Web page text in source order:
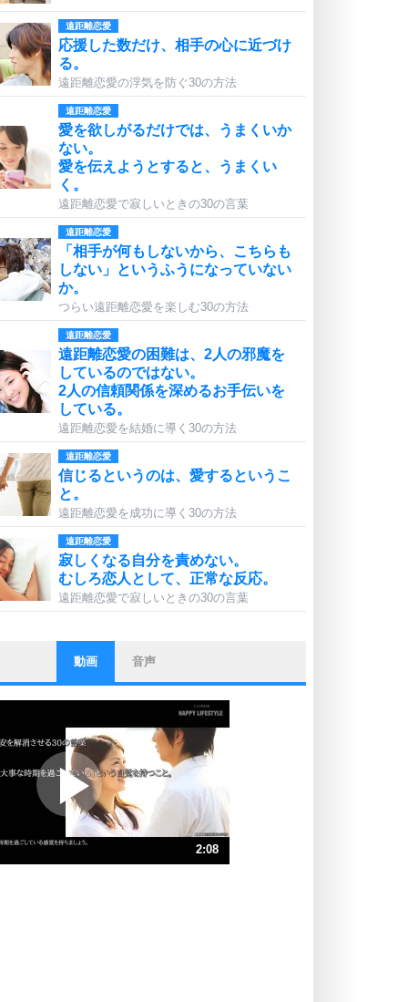
遠距離恋愛
応援した数だけ、相手の心に近づけ
る。
遠距離恋愛の浮気を防ぐ30の方法
遠距離恋愛
愛を欲しがるだけでは、うまくいか
ない。
愛を伝えようとすると、うまくい
く。
遠距離恋愛で寂しいときの30の言葉
遠距離恋愛
「相手が何もしないから、こちらも
しない」というふうになっていない
か。
つらい遠距離恋愛を楽しむ30の方法
遠距離恋愛
遠距離恋愛の困難は、2人の邪魔を
しているのではない。
2人の信頼関係を深めるお手伝いを
している。
遠距離恋愛を結婚に導く30の方法
遠距離恋愛
信じるというのは、愛するというこ
と。
遠距離恋愛を成功に導く30の方法
遠距離恋愛
寂しくなる自分を責めない。
むしろ恋人として、正常な反応。
遠距離恋愛で寂しいときの30の言葉
ストレス対策
他人と比べない。
いっそのこと、他人を見ない。
プラス思考
ポジティブになれない原因は、行動
しないから。
ポジティブ思考になる30の方法
ストレス対策
動画 音声
2:08